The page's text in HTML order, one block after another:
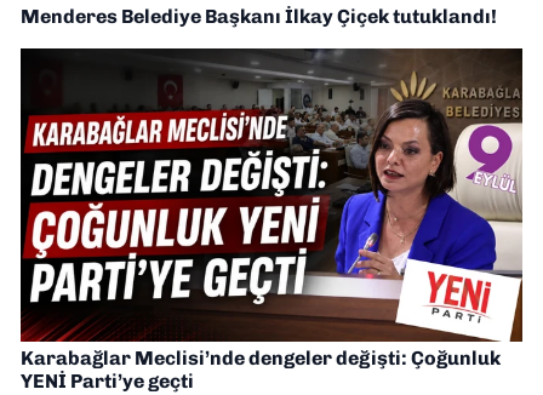
Menderes Belediye Başkanı İlkay Çiçek tutuklandı!
Karabağlar Meclisi’nde dengeler değişti: Çoğunluk
YENİ Parti’ye geçti